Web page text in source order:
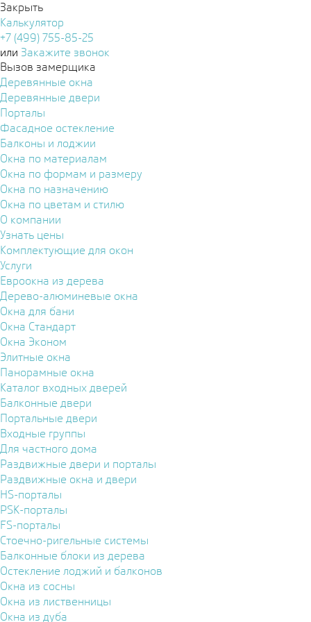
Закрыть
Калькулятор
+7 (499) 755-85-25
или Закажите звонок
Вызов замерщика
Деревянные окна
Деревянные двери
Порталы
Фасадное остекление
Балконы и лоджии
Окна по материалам
Окна по формам и размеру
Окна по назначению
Окна по цветам и стилю
О компании
Узнать цены
Комплектующие для окон
Услуги
Евроокна из дерева
Дерево-алюминевые окна
Окна для бани
Окна Стандарт
Окна Эконом
Элитные окна
Панорамные окна
Каталог входных дверей
Балконные двери
Портальные двери
Входные группы
Для частного дома
Раздвижные двери и порталы
Раздвижные окна и двери
HS-порталы
PSK-порталы
FS-порталы
Стоечно-ригельные системы
Балконные блоки из дерева
Остекление лоджий и балконов
Окна из сосны
Окна из лиственницы
Окна из дуба